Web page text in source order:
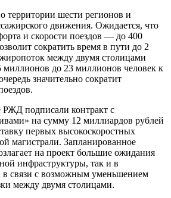
территории шести регионов и
движения. Ожидается, что
и скорости поездов — до 400
сократить время в пути до 2
между двумя столицами
миллионов до 23 миллионов человек к
значительно сократит
РЖД подписали контракт с
на сумму 12 миллиардов рублей
первых высокоскоростных
магистрали. Запланированное
на проект большие ожидания
инфраструктуры, так и в
в связи с возможным уменьшением
между двумя столицами.